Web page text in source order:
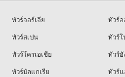
ทัวร์จอร์เจีย
ทัวร์อ
ทัวร์สเปน
ทัวร์โ
ทัวร์โครเอเชีย
ทัวร์ฮั
ทัวร์บัลแกเรีย
ทัวร์แ